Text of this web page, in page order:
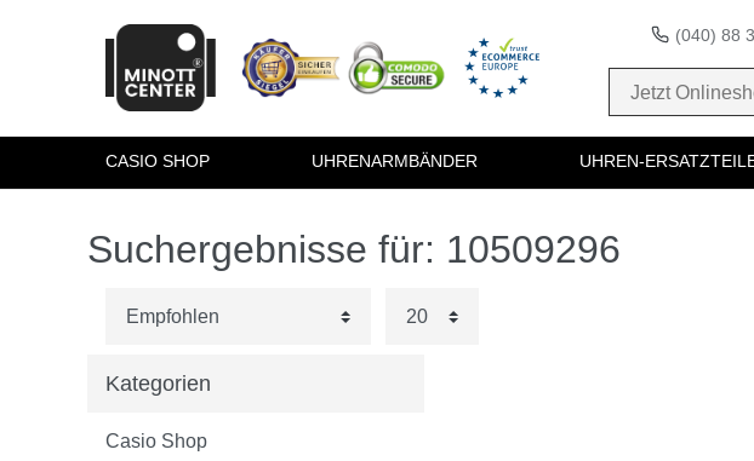
(040) 88
CASIO SHOP UHRENARMBÄNDER UHREN-
Suchergebnisse für: 10509296
Kategorien
Casio Shop